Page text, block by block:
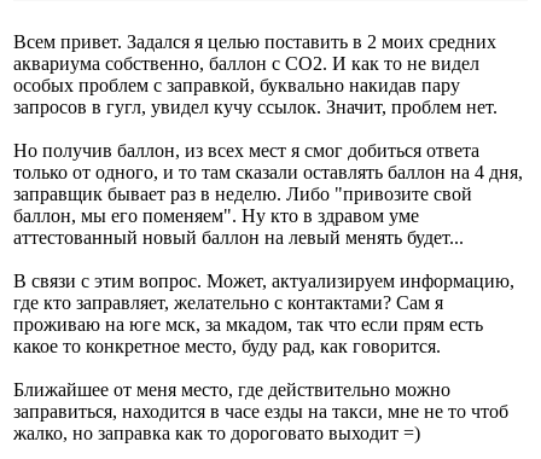
Всем привет. Задался я целью поставить в 2 моих средних
аквариума собственно, баллон с СО2. И как то не видел
особых проблем с заправкой, буквально накидав пару
запросов в гугл, увидел кучу ссылок. Значит, проблем нет.
Но получив баллон, из всех мест я смог добиться ответа
только от одного, и то там сказали оставлять баллон на 4 дня,
заправщик бывает раз в неделю. Либо "привозите свой
баллон, мы его поменяем". Ну кто в здравом уме
аттестованный новый баллон на левый менять будет...
В связи с этим вопрос. Может, актуализируем информацию,
где кто заправляет, желательно с контактами? Сам я
проживаю на юге мск, за мкадом, так что если прям есть
какое то конкретное место, буду рад, как говорится.
Ближайшее от меня место, где действительно можно
заправиться, находится в часе езды на такси, мне не то чтоб
жалко, но заправка как то дороговато выходит =)